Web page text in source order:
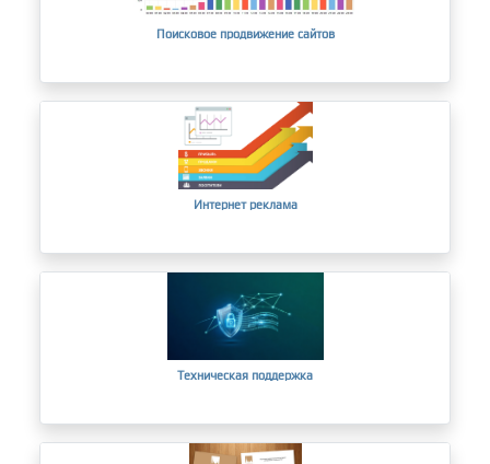
Поисковое продвижение сайтов
Интернет реклама
Техническая поддержка